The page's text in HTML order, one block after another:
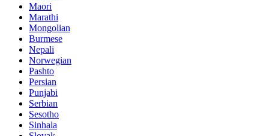
Maori
Marathi
Mongolian
Burmese
Nepali
Norwegian
Pashto
Persian
Punjabi
Serbian
Sesotho
Sinhala